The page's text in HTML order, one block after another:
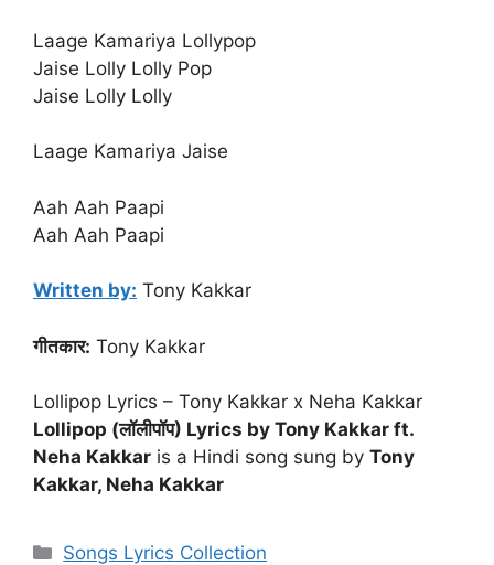
Laage Kamariya Lollypop
Jaise Lolly Lolly Pop
Jaise Lolly Lolly
Laage Kamariya Jaise
Aah Aah Paapi
Aah Aah Paapi
Written by: Tony Kakkar
गीतकार: Tony Kakkar
Lollipop Lyrics – Tony Kakkar x Neha Kakkar
Lollipop (लॉलीपॉप) Lyrics by Tony Kakkar ft.
Neha Kakkar is a Hindi song sung by Tony
Kakkar, Neha Kakkar
Categories
Songs Lyrics Collection